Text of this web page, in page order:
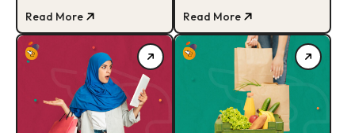
dijalankan menjelang lebaran
tiba.
Read More
pertimbangannya? Simak
selengkapnya disini!
Read More